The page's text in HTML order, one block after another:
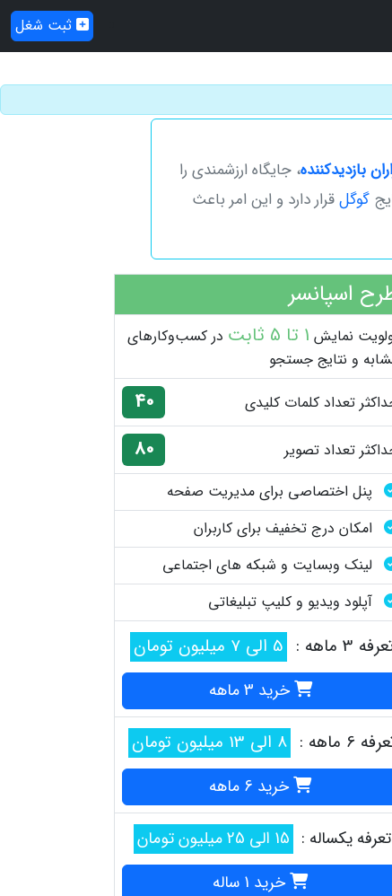
ثبت شغل
بازدیدکننده، ‌جایگاه ارزشمندی را
گوگلقرار دارد و این امر باعث
اسپانسر
نمایش 1 تا 5 ثابت
در کسب‌وکارهای
و نتایج جستجو
تعداد کلمات کلیدی
40
تعداد تصویر 80
پنل اختصاصی برای مدیریت صفحه
امکان درج تخفیف برای کاربران
لینک وبسایت و شبکه های اجتماعی
آپلود ویدیو و کلیپ تبلیغاتی
3 ماهه : 5 الی 7 میلیون تومان
خرید 3 ماهه
6 ماهه : 8 الی 13 میلیون تومان
خرید 6 ماهه
تعرفه یکساله : 15 الی 25 میلیون تومان
خرید 1 ساله